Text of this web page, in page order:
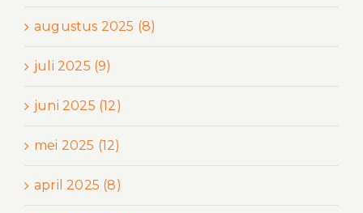
augustus 2025 (8)
juli 2025 (9)
juni 2025 (12)
mei 2025 (12)
april 2025 (8)